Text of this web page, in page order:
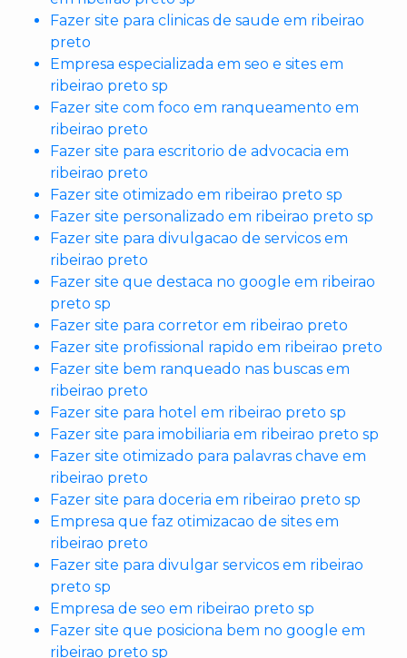
Fazer site para clinicas de saude em ribeirao
preto
Empresa especializada em seo e sites em
ribeirao preto sp
Fazer site com foco em ranqueamento em
ribeirao preto
Fazer site para escritorio de advocacia em
ribeirao preto
Fazer site otimizado em ribeirao preto sp
Fazer site personalizado em ribeirao preto sp
Fazer site para divulgacao de servicos em
ribeirao preto
Fazer site que destaca no google em ribeirao
preto sp
Fazer site para corretor em ribeirao preto
Fazer site profissional rapido em ribeirao preto
Fazer site bem ranqueado nas buscas em
ribeirao preto
Fazer site para hotel em ribeirao preto sp
Fazer site para imobiliaria em ribeirao preto sp
Fazer site otimizado para palavras chave em
ribeirao preto
Fazer site para doceria em ribeirao preto sp
Empresa que faz otimizacao de sites em
ribeirao preto
Fazer site para divulgar servicos em ribeirao
preto sp
Empresa de seo em ribeirao preto sp
Fazer site que posiciona bem no google em
ribeirao preto sp